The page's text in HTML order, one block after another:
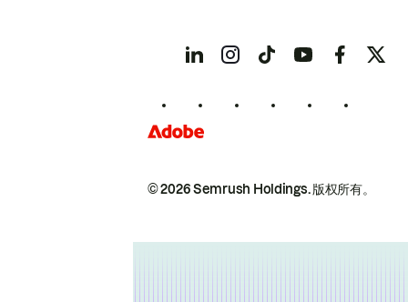
© 2026 Semrush Holdings.版权所有。